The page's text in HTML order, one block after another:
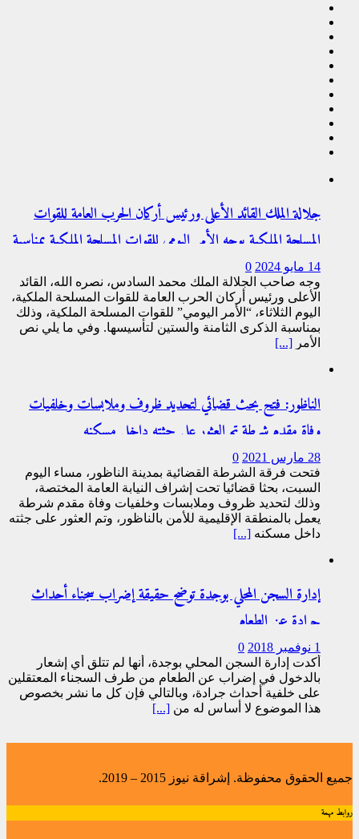
جلالة الملك القائد الأعلى ورئيس أركان الحرب العامة للقوات
المسلحة الملكية يوجه الأمر اليومي للقوات المسلحة الملكية بمناسبة
الذكرى ال 68 لتأسيسها
14 مايو 2024
0
وجه صاحب الجلالة الملك محمد السادس، نصره الله، القائد
الأعلى ورئيس أركان الحرب العامة للقوات المسلحة الملكية،
اليوم الثلاثاء، “الأمر اليومي” للقوات المسلحة الملكية، وذلك
بمناسبة الذكرى الثامنة والستين لتأسيسها. وفي ما يلي نص
الأمر [...]
الناظور: فتح بحث قضائي لتحديد ظروف وملابسات وخلفيات
وفاة مقدم شرطة تم العثور على جثته داخل مسكنه
28 مارس 2021
0
فتحت فرقة الشرطة القضائية بمدينة الناظور، مساء اليوم
السبت، بحثا قضائيا تحت إشراف النيابة العامة المختصة،
وذلك لتحديد ظروف وملابسات وخلفيات وفاة مقدم شرطة
يعمل بالمنطقة الإقليمية للأمن بالناظور، وتم العثور على جثته
داخل مسكنه [...]
إدارة السجن المحلي بوجدة توضح حقيقة إضراب سجناء أحداث
جرادة عن الطعام
1 نوفمبر 2018
0
أكدت إدارة السجن المحلي بوجدة، أنها لم تتلق أي إشعار
بالدخول في إضراب عن الطعام من طرف السجناء المعتقلين
على خلفية أحداث جرادة، وبالتالي فإن كل ما نشر بخصوص
هذا الموضوع لا أساس له من [...]
جميع الحقوق محفوظة. إشراقة نيوز 2015 – 2019.
روابط مهمة